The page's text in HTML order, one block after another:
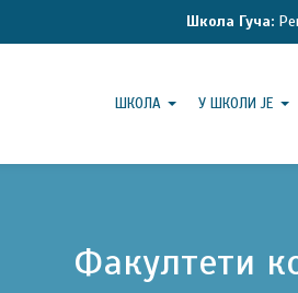
Школа Гуча:
ШКОЛА У ШКОЛИ ЈЕ
Факултети